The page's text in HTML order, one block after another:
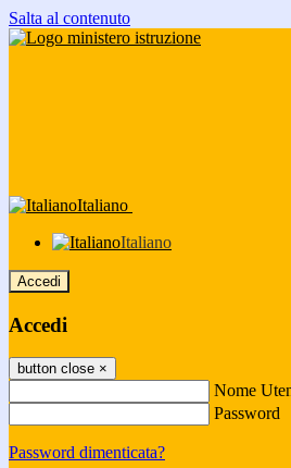
Salta al contenuto
Italiano
Italiano
Accedi
Accedi
button close ×
Nome
Password
Password dimenticata?